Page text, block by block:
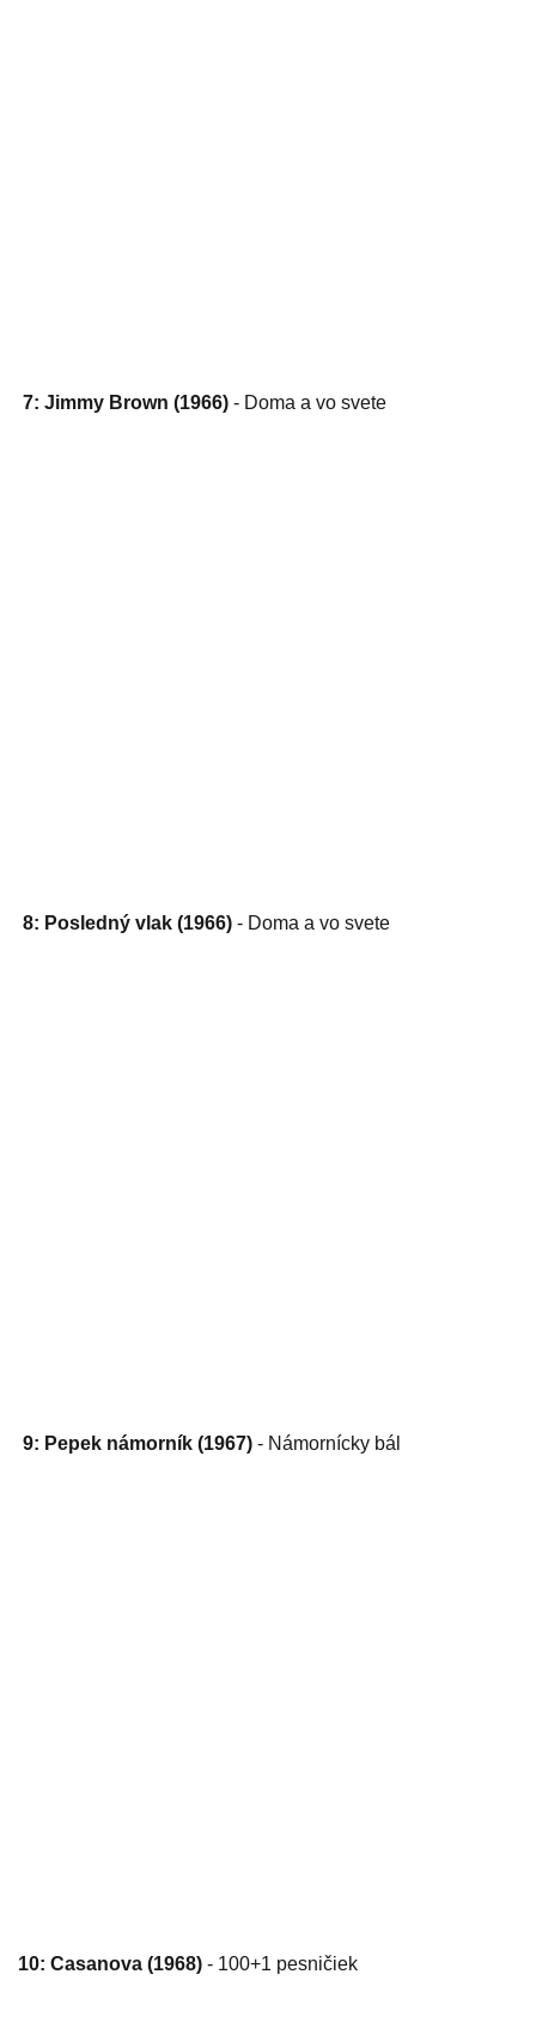
7: Jimmy Brown (1966) - Doma a vo svete
8: Posledný vlak (1966) - Doma a vo svete
9: Pepek námorník (1967) - Námornícky bál
10: Casanova (1968) - 100+1 pesničiek